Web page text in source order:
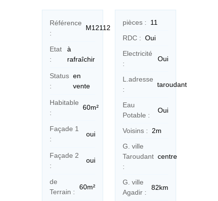
Référence
:
M12112
Etat
:
à
rafraîchir
Status
:
en
vente
Habitable
:
60m²
Façade 1
:
oui
Façade 2
:
oui
de
Terrain :
60m²
pièces :
11
RDC : Oui
Electricité
:
Oui
L.adresse
:
taroudant
Eau
Potable :
Oui
Voisins :
2m
G. ville
Taroudant
:
centre
G. ville
Agadir :
82km